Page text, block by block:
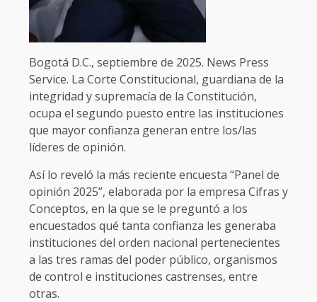
Bogotá D.C., septiembre de 2025. News Press
Service. La Corte Constitucional, guardiana de la
integridad y supremacía de la Constitución,
ocupa el segundo puesto entre las instituciones
que mayor confianza generan entre los/las
líderes de opinión.
Así lo reveló la más reciente encuesta “Panel de
opinión 2025”, elaborada por la empresa Cifras y
Conceptos, en la que se le preguntó a los
encuestados qué tanta confianza les generaba
instituciones del orden nacional pertenecientes
a las tres ramas del poder público, organismos
de control e instituciones castrenses, entre
otras.